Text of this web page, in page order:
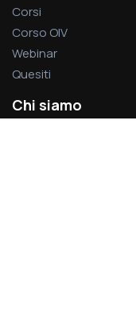
Corsi
Corso OIV
Webinar
Quesiti
Chi siamo